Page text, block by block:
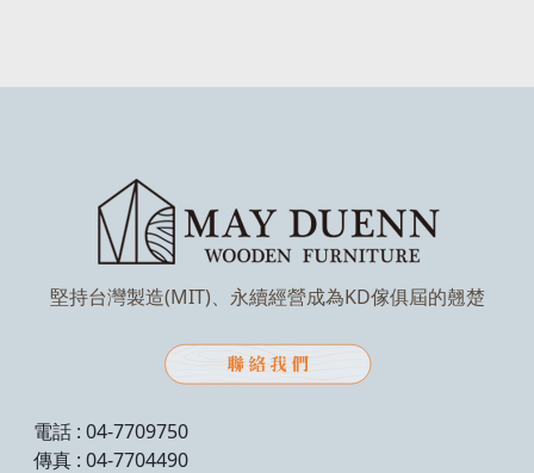
堅持台灣製造(MIT)、永續經營成為KD傢俱屆的翹楚
電話 : 04-7709750
傳真 : 04-7704490